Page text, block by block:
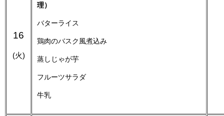
16
(火)
理）
バターライス
鶏肉のバスク風煮込み
蒸しじゃが芋
フルーツサラダ
牛乳